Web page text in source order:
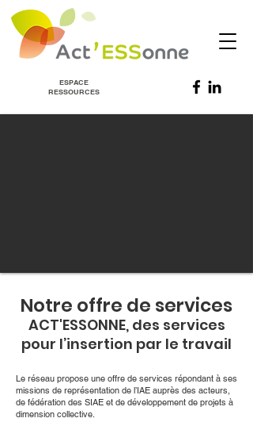
ESPACE
RESSOURCES
Notre offre de services
ACT'ESSONNE, des services
pour l’insertion par le travail
Le réseau propose une offre de services répondant à ses
missions de représentation de l’IAE auprès des acteurs,
de fédération des SIAE et de développement de projets à
dimension collective.